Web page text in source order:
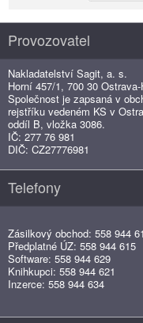
Provozovatel
Nakladatelství Sagit, a. s.
Horní 457/1, 700 30
Společnost je zapsaná v
rejstříku vedeném KS v
oddíl B, vložka 3086.
IČ: 277 76 981
DIČ: CZ27776981
Telefony
Zásilkový obchod: 558 944
Předplatné ÚZ: 558 944 615
Software: 558 944 629
Knihkupci: 558 944 621
Inzerce: 558 944 634